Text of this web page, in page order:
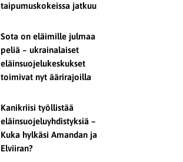
taipumuskokeissa jatkuu
Sota on eläimille julmaa
peliä – ukrainalaiset
eläinsuojelukeskukset
toimivat nyt äärirajoilla
Kanikriisi työllistää
eläinsuojeluyhdistyksiä –
Kuka hylkäsi Amandan ja
Elviiran?